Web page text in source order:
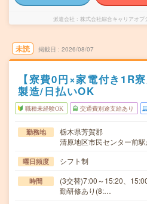
派遣会社 株式会社綜合キャリアオ
未読 掲載日 2026/08/07
【寮費0円×家電付き1R
製造/日払いOK
職種未経験OK 交通費別途支給あり
勤務地
栃木県芳賀郡
清原地区市民センター前
曜日頻度 シフト制
時間
(3交替)7:00～15:20、
勤研修あり(8:…